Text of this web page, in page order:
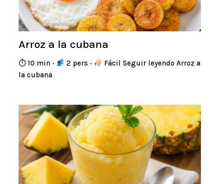
Arroz a la cubana
⏱ 10 min · 2 pers ·
Fácil Seguir leyendo Arroz a
la cubana